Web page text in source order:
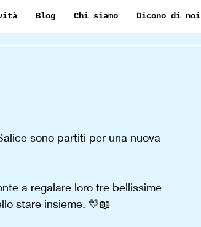
Blog Chi siamo Dicono di noi
sono partiti per una nuova
a regalare loro tre bellissime
stare insieme. 💛📖